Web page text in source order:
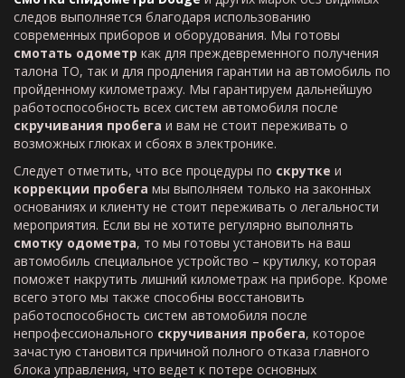
следов выполняется благодаря использованию
современных приборов и оборудования. Мы готовы
смотать одометр как для преждевременного получения
талона ТО, так и для продления гарантии на автомобиль по
пройденному километражу. Мы гарантируем дальнейшую
работоспособность всех систем автомобиля после
скручивания пробега и вам не стоит переживать о
возможных глюках и сбоях в электронике.
Следует отметить, что все процедуры по скрутке и
коррекции пробега мы выполняем только на законных
основаниях и клиенту не стоит переживать о легальности
мероприятия. Если вы не хотите регулярно выполнять
смотку одометра, то мы готовы установить на ваш
автомобиль специальное устройство – крутилку, которая
поможет накрутить лишний километраж на приборе. Кроме
всего этого мы также способны восстановить
работоспособность систем автомобиля после
непрофессионального скручивания пробега, которое
зачастую становится причиной полного отказа главного
блока управления, что ведет к потере основных